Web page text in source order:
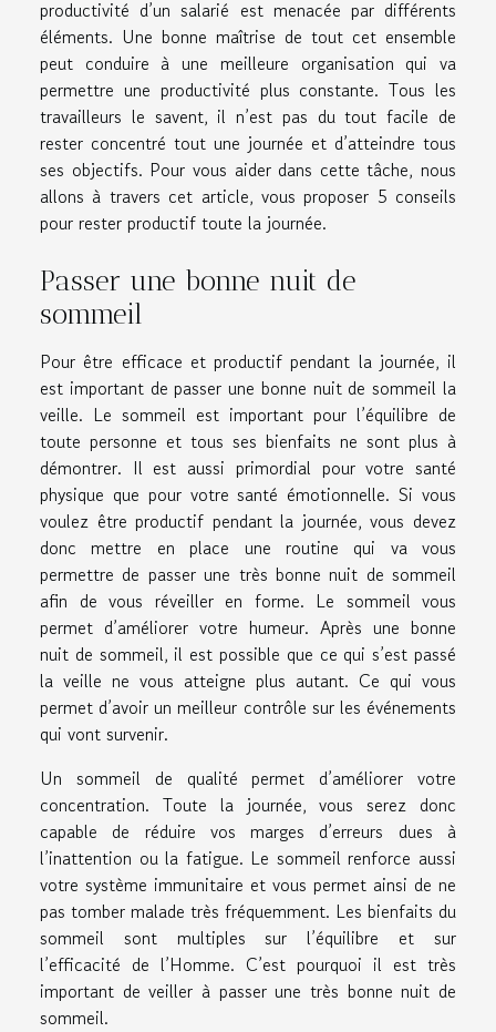
productivité d’un salarié est menacée par différents
éléments. Une bonne maîtrise de tout cet ensemble
peut conduire à une meilleure organisation qui va
permettre une productivité plus constante. Tous les
travailleurs le savent, il n’est pas du tout facile de
rester concentré tout une journée et d’atteindre tous
ses objectifs. Pour vous aider dans cette tâche, nous
allons à travers cet article, vous proposer 5 conseils
pour rester productif toute la journée.
Passer une bonne nuit de
sommeil
Pour être efficace et productif pendant la journée, il
est important de passer une bonne nuit de sommeil la
veille. Le sommeil est important pour l’équilibre de
toute personne et tous ses bienfaits ne sont plus à
démontrer. Il est aussi primordial pour votre santé
physique que pour votre santé émotionnelle. Si vous
voulez être productif pendant la journée, vous devez
donc mettre en place une routine qui va vous
permettre de passer une très bonne nuit de sommeil
afin de vous réveiller en forme. Le sommeil vous
permet d’améliorer votre humeur. Après une bonne
nuit de sommeil, il est possible que ce qui s’est passé
la veille ne vous atteigne plus autant. Ce qui vous
permet d’avoir un meilleur contrôle sur les événements
qui vont survenir.
Un sommeil de qualité permet d’améliorer votre
concentration. Toute la journée, vous serez donc
capable de réduire vos marges d’erreurs dues à
l’inattention ou la fatigue. Le sommeil renforce aussi
votre système immunitaire et vous permet ainsi de ne
pas tomber malade très fréquemment. Les bienfaits du
sommeil sont multiples sur l’équilibre et sur
l’efficacité de l’Homme. C’est pourquoi il est très
important de veiller à passer une très bonne nuit de
sommeil.